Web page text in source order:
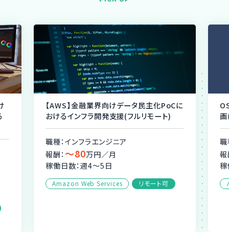
【AWS】金融業界向けデータ民主化PoCに
おけるインフラ開発支援(フルリモート)
職種：インフラエンジニア
報酬： 〜80万円／月
稼働日数：週4〜5日
Amazon Web Services リモート可
職
報